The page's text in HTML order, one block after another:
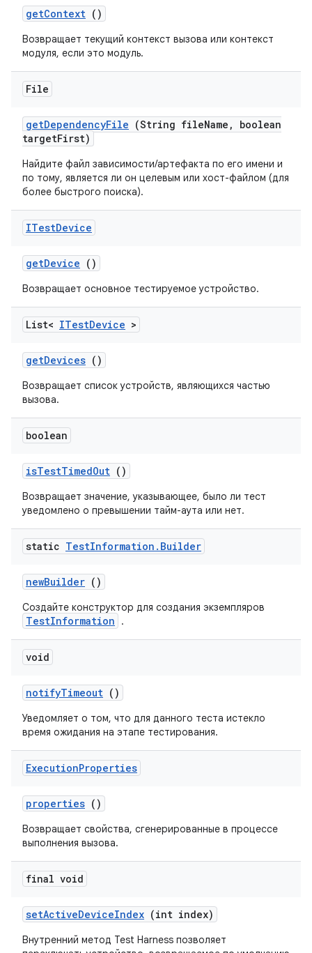
getContext ()
Возвращает текущий контекст вызова или контекст
модуля, если это модуль.
File
getDependencyFile (String fileName ,
boolean
targetFirst)
Найдите файл зависимости/артефакта по его имени и
по тому, является ли он целевым или хост-файлом (для
более быстрого поиска).
ITestDevice
getDevice ()
Возвращает основное тестируемое устройство.
List< ITestDevice >
getDevices ()
Возвращает список устройств, являющихся частью
вызова.
boolean
isTestTimedOut ()
Возвращает значение, указывающее, было ли тест
уведомлено о превышении тайм-аута или нет.
static TestInformation . Builder
newBuilder ()
Создайте конструктор для создания экземпляров
TestInformation .
void
notifyTimeout ()
Уведомляет о том, что для данного теста истекло
время ожидания на этапе тестирования.
ExecutionProperties
properties ()
Возвращает свойства, сгенерированные в процессе
выполнения вызова.
final void
setActiveDeviceIndex (int index)
Внутренний метод Test Harness позволяет